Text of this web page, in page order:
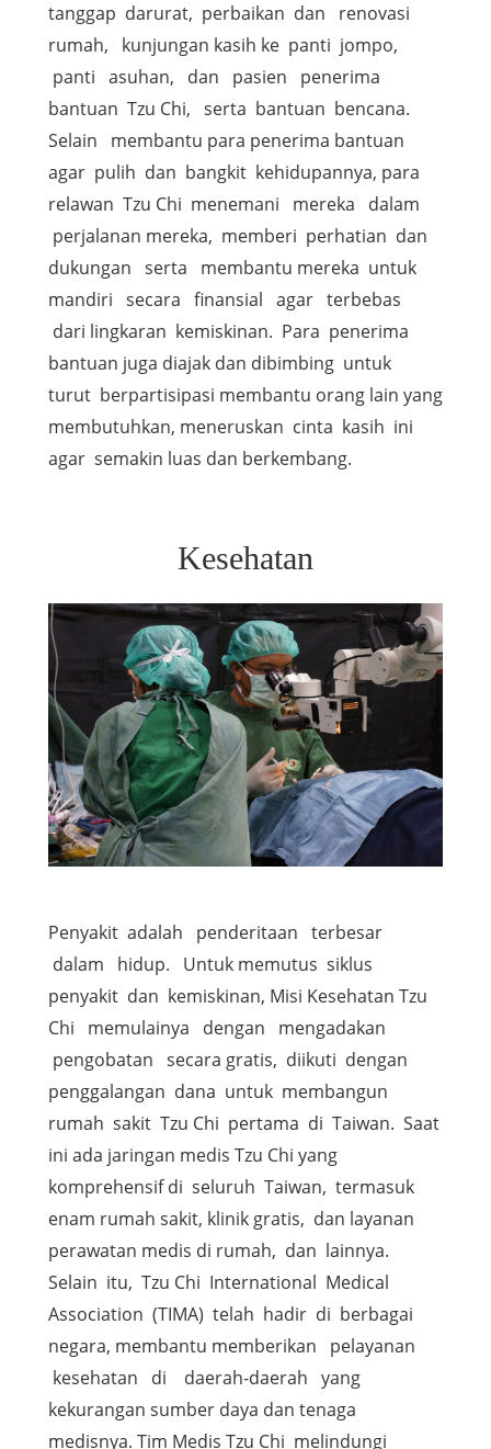
tanggap darurat, perbaikan dan renovasi
rumah, kunjungan kasih ke panti jompo,
panti asuhan, dan pasien penerima
bantuan Tzu Chi, serta bantuan bencana.
Selain membantu para penerima bantuan
agar pulih dan bangkit kehidupannya, para
relawan Tzu Chi menemani mereka dalam
perjalanan mereka, memberi perhatian dan
dukungan serta membantu mereka untuk
mandiri secara finansial agar terbebas
dari lingkaran kemiskinan. Para penerima
bantuan juga diajak dan dibimbing untuk
turut berpartisipasi membantu orang lain yang
membutuhkan, meneruskan cinta kasih ini
agar semakin luas dan berkembang.
Kesehatan
Penyakit adalah penderitaan terbesar
dalam hidup. Untuk memutus siklus
penyakit dan kemiskinan, Misi Kesehatan Tzu
Chi memulainya dengan mengadakan
pengobatan secara gratis, diikuti dengan
penggalangan dana untuk membangun
rumah sakit Tzu Chi pertama di Taiwan. Saat
ini ada jaringan medis Tzu Chi yang
komprehensif di seluruh Taiwan, termasuk
enam rumah sakit, klinik gratis, dan layanan
perawatan medis di rumah, dan lainnya.
Selain itu, Tzu Chi International Medical
Association (TIMA) telah hadir di berbagai
negara, membantu memberikan pelayanan
kesehatan di daerah-daerah yang
kekurangan sumber daya dan tenaga
medisnya. Tim Medis Tzu Chi melindungi